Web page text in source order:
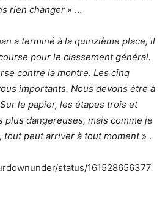
rien changer » …
a terminé à la quinzième place, il
pour le classement général.
contre la montre. Les cinq
importants. Nous devons être à
le papier, les étapes trois et
dangereuses, mais comme je
tout peut arriver à tout moment» .
status/161528656377